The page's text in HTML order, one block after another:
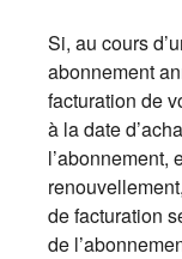
Si, au cours
abonnement
facturation de
à la date
l’abonnement,
de facturation
de